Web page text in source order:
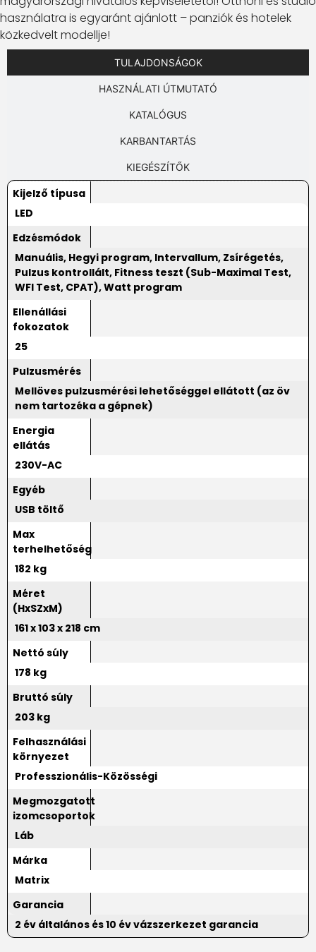
használatra is egyaránt ajánlott – panziók és hotelek
közkedvelt modellje!
TULAJDONSÁGOK
HASZNÁLATI ÚTMUTATÓ
KATALÓGUS
KARBANTARTÁS
KIEGÉSZÍTŐK
Kijelző típusa
LED
Edzésmódok
Manuális, Hegyi program, Intervallum, Zsírégetés,
Pulzus kontrollált, Fitness teszt (Sub-Maximal Test,
WFI Test, CPAT), Watt program
Ellenállási
fokozatok
25
Pulzusmérés
Mellöves pulzusmérési lehetőséggel ellátott (az öv
nem tartozéka a gépnek)
Energia
ellátás
230V-AC
Egyéb
USB töltő
Max
terhelhetőség
182 kg
Méret
(HxSZxM)
161 x 103 x 218 cm
Nettó súly
178 kg
Bruttó súly
203 kg
Felhasználási
környezet
Professzionális-Közösségi
Megmozgatott
izomcsoportok
Láb
Márka
Matrix
Garancia
2 év általános és 10 év vázszerkezet garancia